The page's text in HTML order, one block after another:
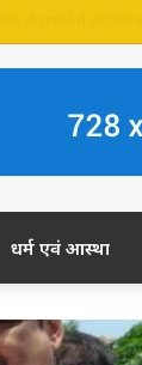
धर्म एवं आस्था